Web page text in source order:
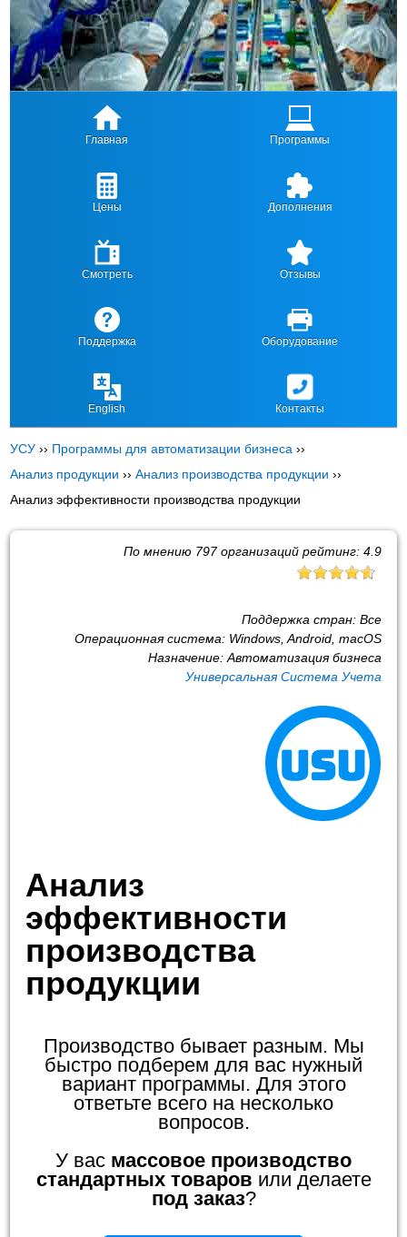
Главная Программы
Цены Дополнения
Смотреть Отзывы
Поддержка Оборудование
English Контакты
УСУ ›› Программы для автоматизации бизнеса ››
Анализ продукции ››Анализ производства продукции ››
Анализ эффективности производства продукции
По мнению 797организаций рейтинг: 4.9
Поддержка стран: Все
Операционная система: Windows, Android, macOS
Назначение: Автоматизация бизнеса
Универсальная Система Учета
Анализ
эффективности
производства
продукции
Производство бывает разным. Мы
быстро подберем для вас нужный
вариант программы. Для этого
ответьте всего на несколько
вопросов.
У вас массовое производство
стандартных товаров или делаете
под заказ?